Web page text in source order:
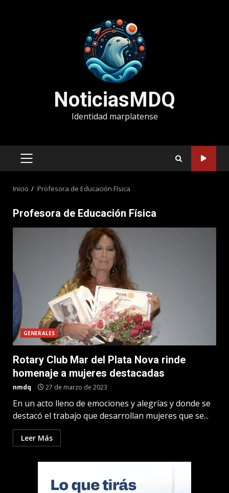
NoticiasMDQ
Identidad marplatense
MENÚ
Inicio Profesora de Educación Física
Profesora de Educación Física
GENERALES
Rotary Club Mar del Plata Nova rinde
homenaje a mujeres destacadas
nmdq 27 de marzo de 2023
En un acto lleno de emociones y alegrías y donde se
destacó el trabajo que desarrollan mujeres que se...
Leer Más